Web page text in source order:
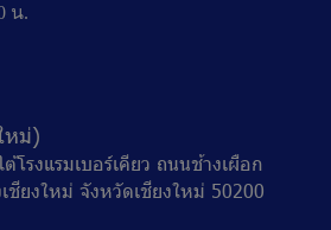
น.
หม่)
รงแรมเบอร์เคียว ถนนช้างเผือก
ชียงใหม่ จังหวัดเชียงใหม่ 50200